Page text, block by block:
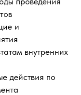
и
внутренних
действия по